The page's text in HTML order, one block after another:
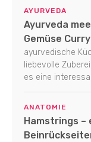
AYURVEDA
Ayurveda
Gemüse Curry
ayurvedische
liebevolle
es eine
ANATOMIE
Hamstrings –